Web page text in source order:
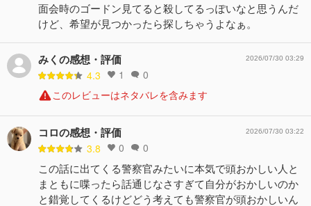
面会時のゴードン見てると殺してるっぽいなと思うんだ
けど、希望が見つかったら探しちゃうよなぁ。
みくの感想・評価
4.3 1 0
2026/07/30 03:29
このレビューはネタバレを含みます
コロの感想・評価
3.8 0 0
2026/07/30 03:22
この話に出てくる警察官みたいに本気で頭おかしい人と
まともに喋ったら話通じなさすぎて自分がおかしいのか
と錯覚してくるけどどう考えても警察官が頭おかしいん